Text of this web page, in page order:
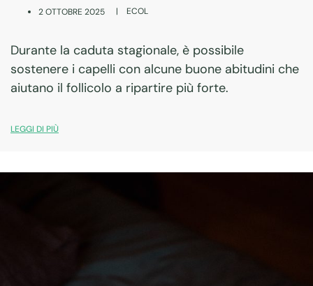
2 OTTOBRE 2025 | ECOL
Durante la caduta stagionale, è possibile
sostenere i capelli con alcune buone abitudini che
aiutano il follicolo a ripartire più forte.
LEGGI DI PIÙ